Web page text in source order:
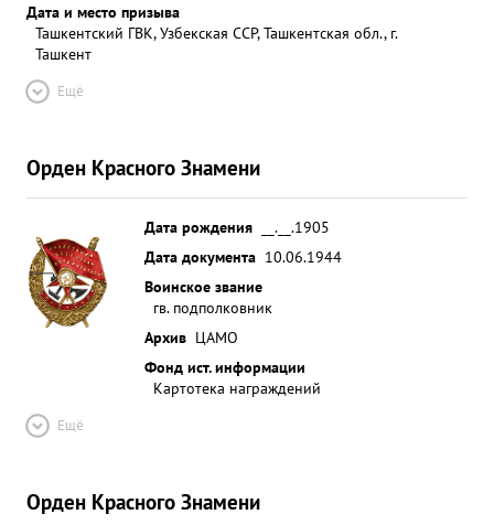
Дата и место призыва
Ташкентский ГВК, Узбекская ССР, Ташкентская обл., г.
Ташкент
Ещё
Орден Красного Знамени
Дата рождения
__.__.1905
Дата документа 10.06.1944
Воинское звание
гв. подполковник
Архив ЦАМО
Фонд ист. информации
Картотека награждений
Ещё
Орден Красного Знамени